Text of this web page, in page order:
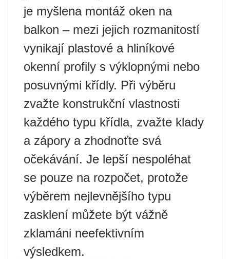
je myšlena montáž oken na
balkon – mezi jejich rozmanitostí
vynikají plastové a hliníkové
okenní profily s výklopnými nebo
posuvnými křídly. Při výběru
zvažte konstrukční vlastnosti
každého typu křídla, zvažte klady
a zápory a zhodnoťte svá
očekávání. Je lepší nespoléhat
se pouze na rozpočet, protože
výběrem nejlevnějšího typu
zasklení můžete být vážně
zklamáni neefektivním
výsledkem.